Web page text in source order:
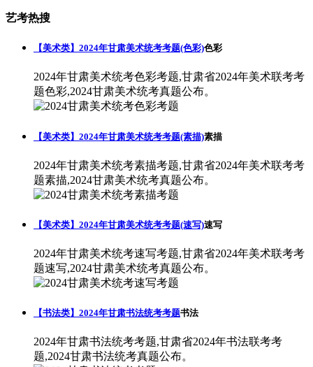
艺考热搜
【美术类】2024年甘肃美术统考考题(色彩)色彩
2024年甘肃美术统考色彩考题,甘肃省2024年美术联考考
题色彩,2024甘肃美术统考真题公布。
【美术类】2024年甘肃美术统考考题(素描)素描
2024年甘肃美术统考素描考题,甘肃省2024年美术联考考
题素描,2024甘肃美术统考真题公布。
【美术类】2024年甘肃美术统考考题(速写)速写
2024年甘肃美术统考速写考题,甘肃省2024年美术联考考
题速写,2024甘肃美术统考真题公布。
【书法类】2024年甘肃书法统考考题书法
2024年甘肃书法统考考题,甘肃省2024年书法联考考
题,2024甘肃书法统考真题公布。